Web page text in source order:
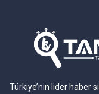
Türkiye’nin lider haber